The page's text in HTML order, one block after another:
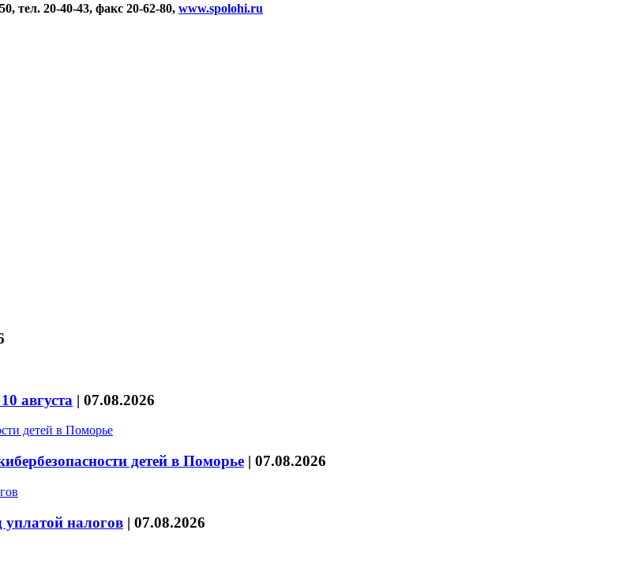
тел. 20-40-43, факс 20-62-80, www.spolohi.ru
августа | 07.08.2026
детей в Поморье | 07.08.2026
налогов | 07.08.2026